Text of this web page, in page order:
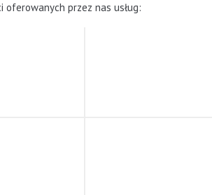
oferowanych przez nas usług: